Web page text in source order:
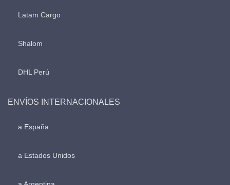
Latam Cargo
Shalom
DHL Perú
ENVÍOS INTERNACIONALES
a España
a Estados Unidos